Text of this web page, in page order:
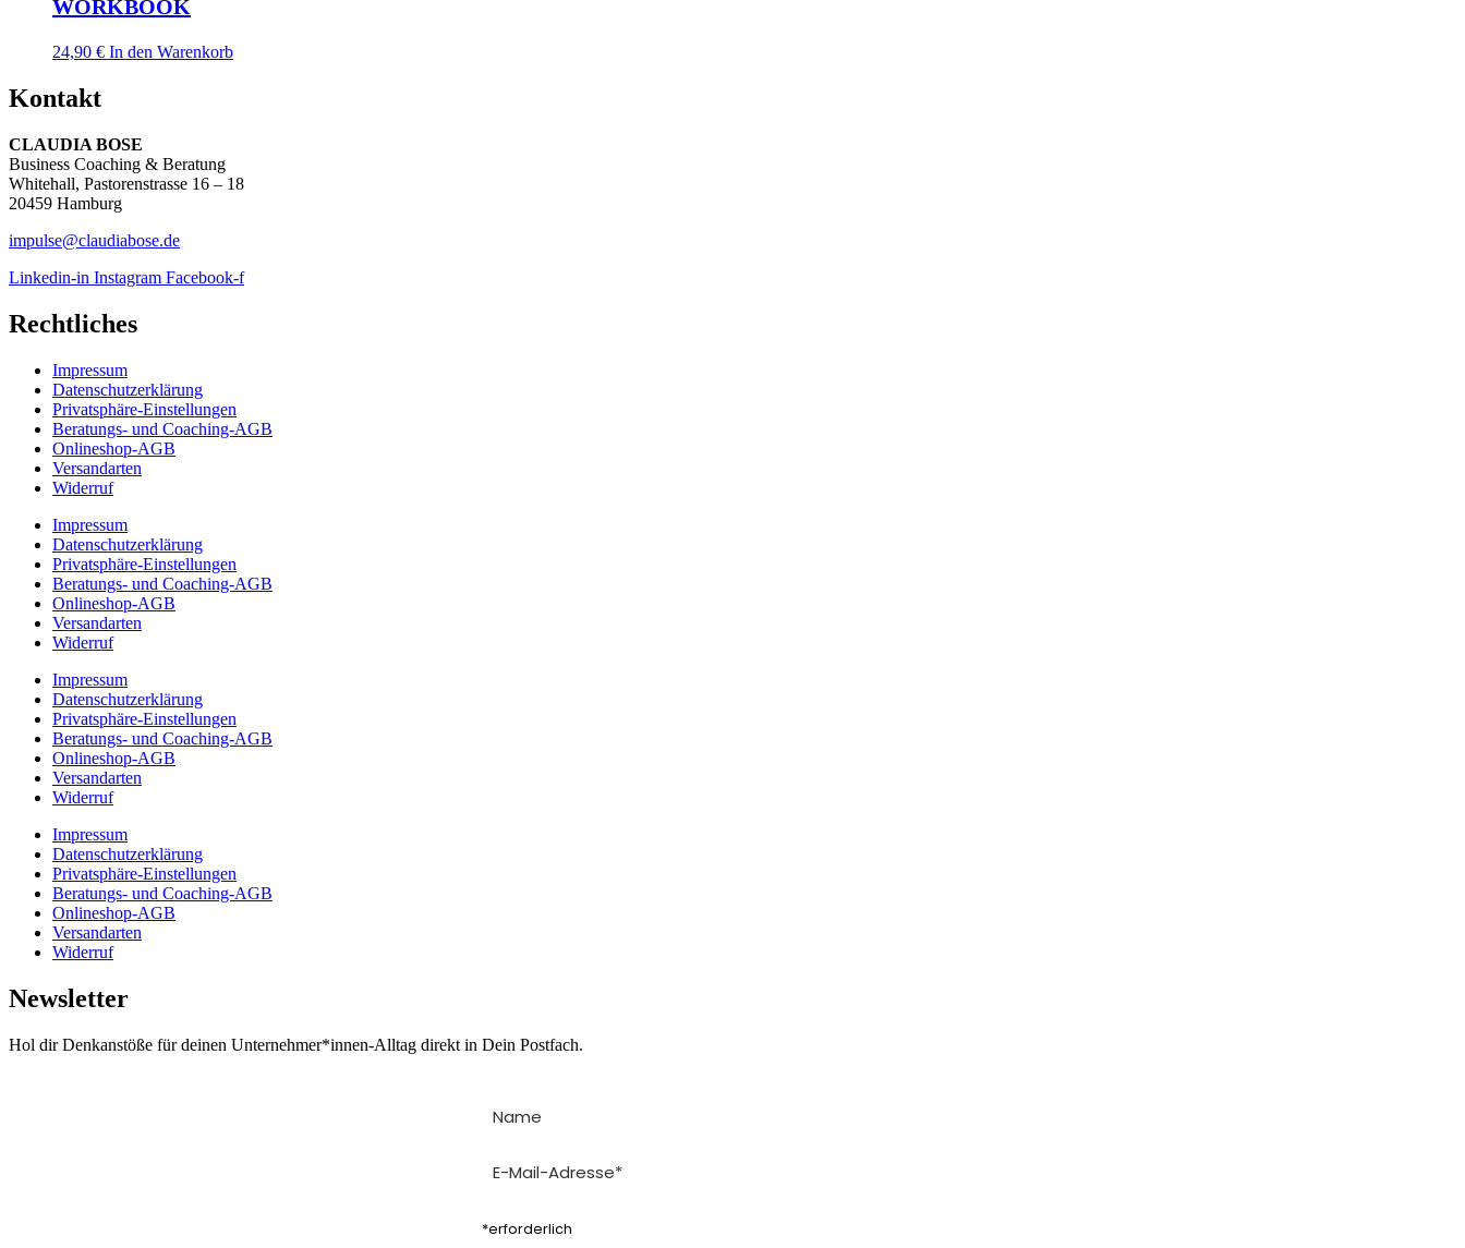
WORKBOOK
24,90 € In den Warenkorb
Kontakt
CLAUDIA BOSE
Business Coaching & Beratung
Whitehall, Pastorenstrasse 16 – 18
20459 Hamburg
impulse@claudiabose.de
Linkedin-in Instagram Facebook-f
Rechtliches
Impressum
Datenschutzerklärung
Privatsphäre-Einstellungen
Beratungs- und Coaching-AGB
Onlineshop-AGB
Versandarten
Widerruf
Impressum
Datenschutzerklärung
Privatsphäre-Einstellungen
Beratungs- und Coaching-AGB
Onlineshop-AGB
Versandarten
Widerruf
Impressum
Datenschutzerklärung
Privatsphäre-Einstellungen
Beratungs- und Coaching-AGB
Onlineshop-AGB
Versandarten
Widerruf
Impressum
Datenschutzerklärung
Privatsphäre-Einstellungen
Beratungs- und Coaching-AGB
Onlineshop-AGB
Versandarten
Widerruf
Newsletter
Hol dir Denkanstöße für deinen Unternehmer*innen-Alltag direkt in Dein Postfach.
*erforderlich